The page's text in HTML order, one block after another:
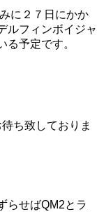
に２７日にかか
ルフィンボイジャ
予定です。
ち致しておりま
らせばQM2とラ